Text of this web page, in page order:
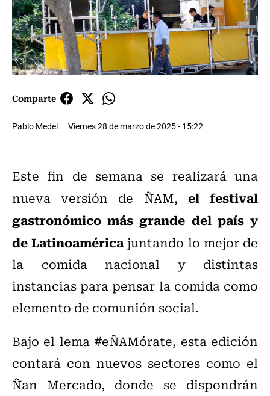
Comparte
Pablo Medel Viernes 28 de marzo de 2025 - 15:22
Este fin de semana se realizará una
nueva versión de ÑAM, el festival
gastronómico más grande del país y
de Latinoaméricajuntando lo mejor de
la comida nacional y distintas
instancias para pensar la comida como
elemento de comunión social.
Bajo el lema #eÑAMórate, esta edición
contará con nuevos sectores como el
Ñan Mercado, donde se dispondrán